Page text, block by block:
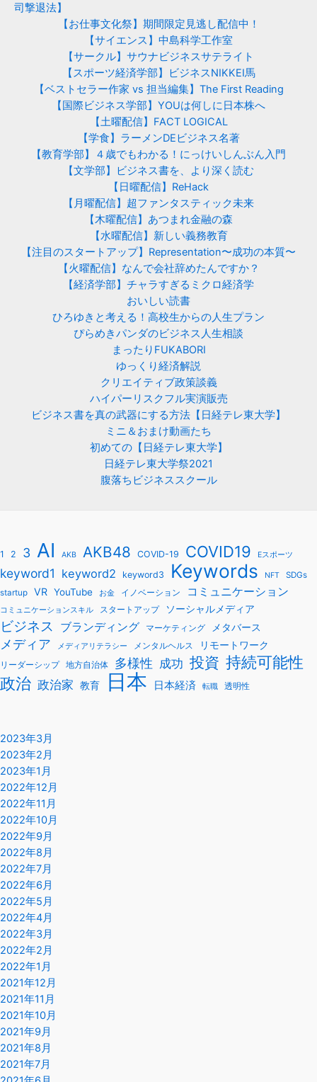
司撃退法】
【お仕事文化祭】期間限定見逃し配信中！
【サイエンス】中島科学工作室
【サークル】サウナビジネスサテライト
【スポーツ経済学部】ビジネスNIKKEI馬
【ベストセラー作家 vs 担当編集】The First Reading
【国際ビジネス学部】YOUは何しに日本株へ
【土曜配信】FACT LOGICAL
【学食】ラーメンDEビジネス名著
【教育学部】４歳でもわかる！にっけいしんぶん入門
【文学部】ビジネス書を、より深く読む
【日曜配信】ReHack
【月曜配信】超ファンタスティック未来
【木曜配信】あつまれ金融の森
【水曜配信】新しい義務教育
【注目のスタートアップ】Representation〜成功の本質〜
【火曜配信】なんで会社辞めたんですか？
【経済学部】チャラすぎるミクロ経済学
おいしい読書
ひろゆきと考える！高校生からの人生プラン
ぴらめきパンダのビジネス人生相談
まったりFUKABORI
ゆっくり経済解説
クリエイティブ政策談義
ハイパーリスクフル実演販売
ビジネス書を真の武器にする方法【日経テレ東大学】
ミニ＆おまけ動画たち
初めての【日経テレ東大学】
日経テレ東大学祭2021
腹落ちビジネススクール
1 2 3 AI AKB AKB48 COVID-19 COVID19 Eスポーツ
keyword1 keyword2 keyword3 Keywords NFT
SDGs
startup
VR YouTube お金 イノベーション コミュニケーション
コミュニケーションスキル スタートアップ ソーシャルメディア
ビジネス ブランディング マーケティング メタバース
メディア メディアリテラシー メンタルヘルス リモートワーク
リーダーシップ 地方自治体 多様性 成功 投資 持続可能性
政治 政治家 教育 日本 日本経済 転職 透明性
2023年3月
2023年2月
2023年1月
2022年12月
2022年11月
2022年10月
2022年9月
2022年8月
2022年7月
2022年6月
2022年5月
2022年4月
2022年3月
2022年2月
2022年1月
2021年12月
2021年11月
2021年10月
2021年9月
2021年8月
2021年7月